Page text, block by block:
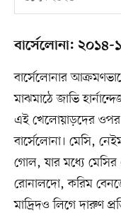
বার্সেলোনা: ২০১৪-
বার্সেলোনার
মাঝমাঠে জাভি
এই খেলোয়াড়দের ওপর
বার্সেলোনা। মেসি,
গোল, যার মধ্যে মেসির
রোনালদো, করিম
মাদ্রিদও লিগে দারুণ